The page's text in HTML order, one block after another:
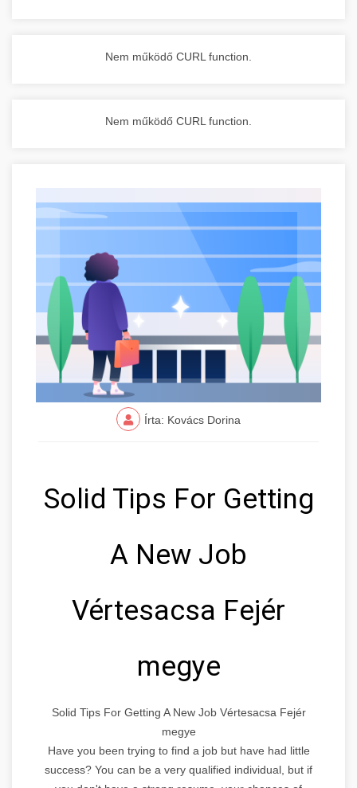
Nem működő CURL function.
Nem működő CURL function.
Írta: Kovács Dorina
Solid Tips For Getting
A New Job
Vértesacsa Fejér
megye
Solid Tips For Getting A New Job Vértesacsa Fejér
megye
Have you been trying to find a job but have had little
success? You can be a very qualified individual, but if